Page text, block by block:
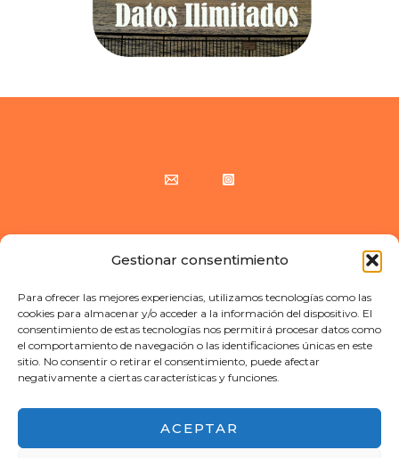
Gestionar consentimiento
Para ofrecer las mejores experiencias, utilizamos tecnologías como las
cookies para almacenar y/o acceder a la información del dispositivo. El
consentimiento de estas tecnologías nos permitirá procesar datos como
el comportamiento de navegación o las identificaciones únicas en este
sitio. No consentir o retirar el consentimiento, puede afectar
negativamente a ciertas características y funciones.
ACEPTAR
Copyright © 2026 Callejeando Europa | Web creada por Callejeando Europa